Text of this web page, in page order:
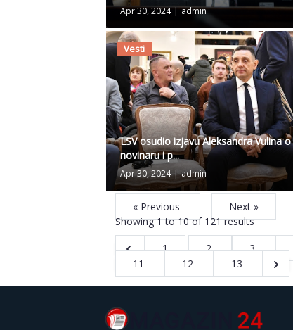
Apr 30, 2024 | admin
Vesti
LSV osudio izjavu Aleksandra Vulina o
novinaru i p...
Apr 30, 2024 | admin
« Previous
Next »
Showing1to10of 121results
1
2 3
11
12 13